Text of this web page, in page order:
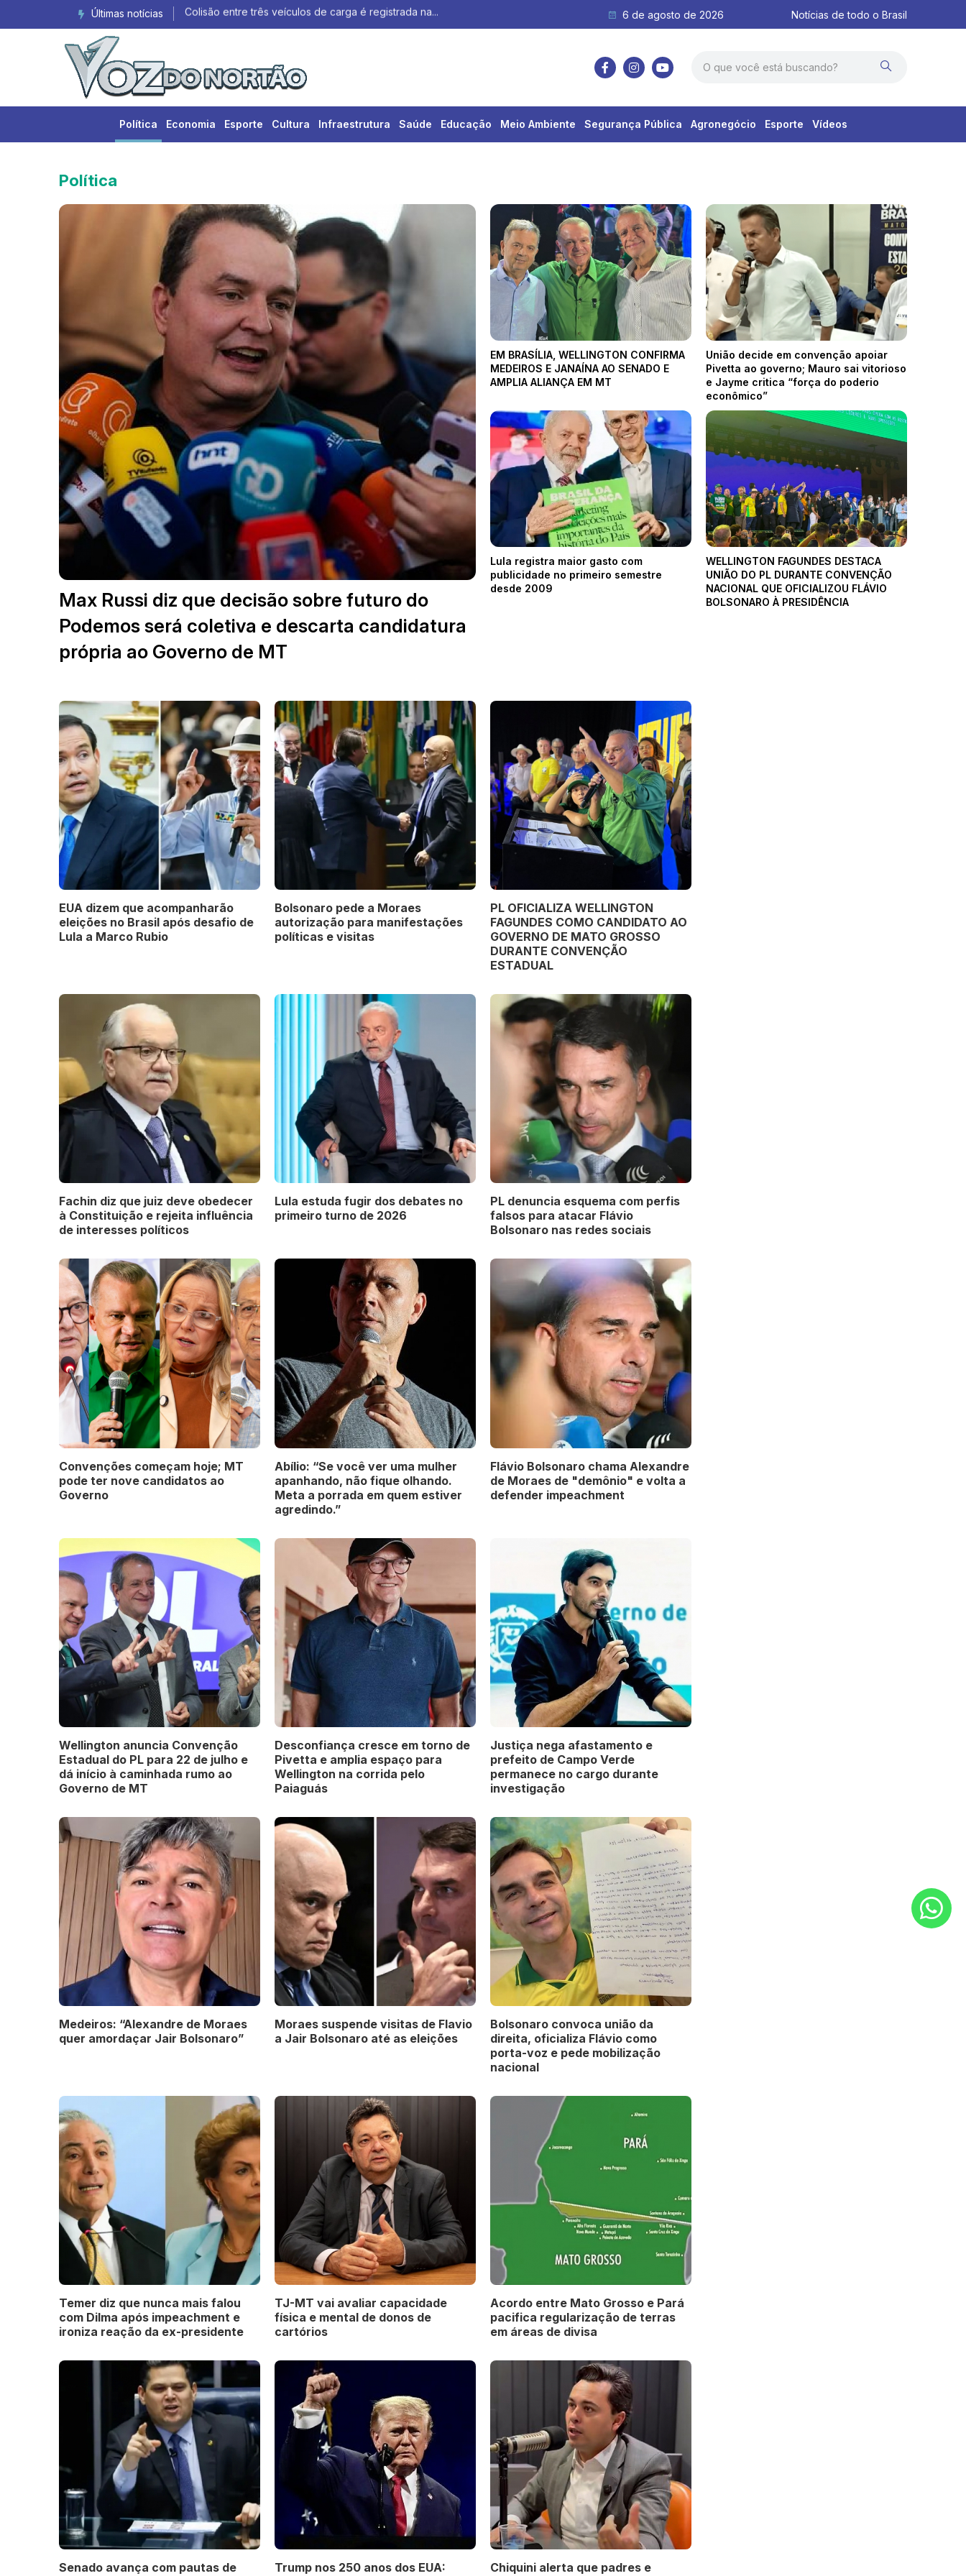
Últimas notícias
6 de agosto de 2026
Notícias de todo o Brasil
Política Economia Esporte Cultura Infraestrutura Saúde Educação Meio Ambiente Segurança Pública Agronegócio Esporte Vídeos
Política
Max Russi diz que decisão sobre futuro do
Podemos será coletiva e descarta candidatura
própria ao Governo de MT
EM BRASÍLIA, WELLINGTON CONFIRMA
MEDEIROS E JANAÍNA AO SENADO E
AMPLIA ALIANÇA EM MT
União decide em convenção apoiar
Pivetta ao governo; Mauro sai vitorioso
e Jayme critica “força do poderio
econômico”
Lula registra maior gasto com
publicidade no primeiro semestre
desde 2009
WELLINGTON FAGUNDES DESTACA
UNIÃO DO PL DURANTE CONVENÇÃO
NACIONAL QUE OFICIALIZOU FLÁVIO
BOLSONARO À PRESIDÊNCIA
EUA dizem que acompanharão
eleições no Brasil após desafio de
Lula a Marco Rubio
Bolsonaro pede a Moraes
autorização para manifestações
políticas e visitas
PL OFICIALIZA WELLINGTON
FAGUNDES COMO CANDIDATO AO
GOVERNO DE MATO GROSSO
DURANTE CONVENÇÃO
ESTADUAL
Fachin diz que juiz deve obedecer
à Constituição e rejeita influência
de interesses políticos
Lula estuda fugir dos debates no
primeiro turno de 2026
PL denuncia esquema com perfis
falsos para atacar Flávio
Bolsonaro nas redes sociais
Convenções começam hoje; MT
pode ter nove candidatos ao
Governo
Abílio: “Se você ver uma mulher
apanhando, não fique olhando.
Meta a porrada em quem estiver
agredindo.”
Flávio Bolsonaro chama Alexandre
de Moraes de "demônio" e volta a
defender impeachment
Wellington anuncia Convenção
Estadual do PL para 22 de julho e
dá início à caminhada rumo ao
Governo de MT
Desconfiança cresce em torno de
Pivetta e amplia espaço para
Wellington na corrida pelo
Paiaguás
Justiça nega afastamento e
prefeito de Campo Verde
permanece no cargo durante
investigação
Medeiros: “Alexandre de Moraes
quer amordaçar Jair Bolsonaro”
Moraes suspende visitas de Flavio
a Jair Bolsonaro até as eleições
Bolsonaro convoca união da
direita, oficializa Flávio como
porta-voz e pede mobilização
nacional
Temer diz que nunca mais falou
com Dilma após impeachment e
ironiza reação da ex-presidente
TJ-MT vai avaliar capacidade
física e mental de donos de
cartórios
Acordo entre Mato Grosso e Pará
pacifica regularização de terras
em áreas de divisa
Senado avança com pautas de
Trump nos 250 anos dos EUA:
Chiquini alerta que padres e